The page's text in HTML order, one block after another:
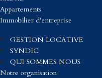
Appartements
Immobilier d'entreprise
GESTION LOCATIVE
SYNDIC
QUI SOMMES NOUS
Notre organisation